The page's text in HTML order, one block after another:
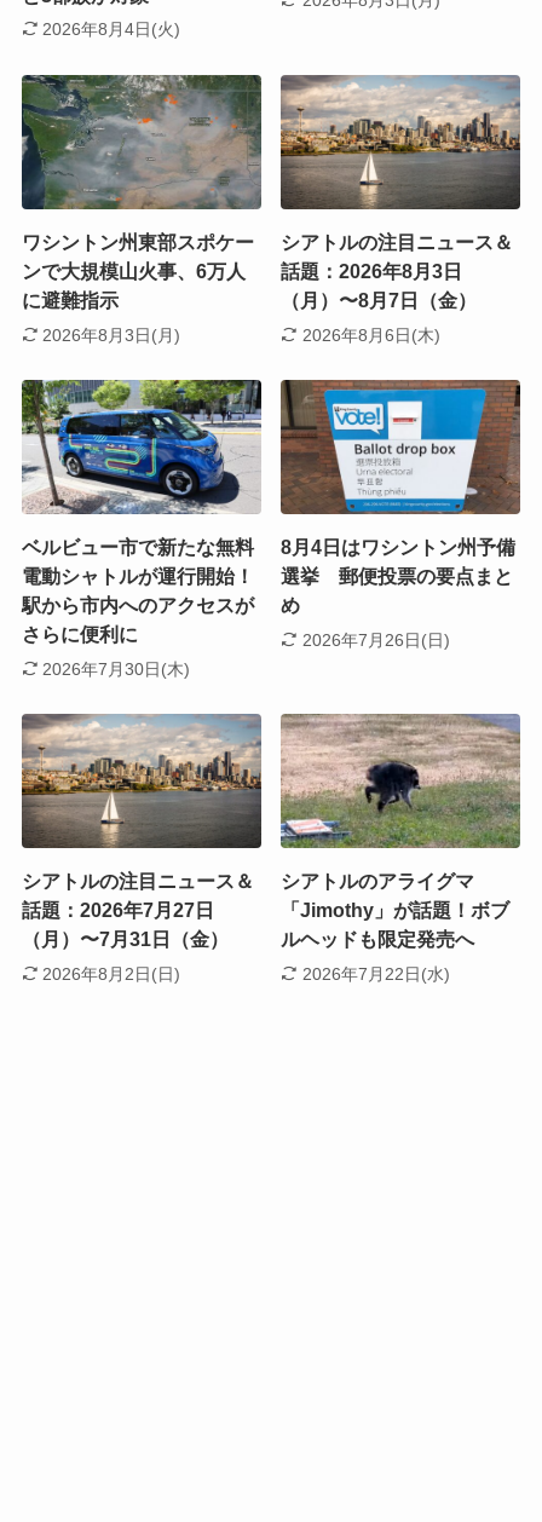
2026年8月4日(火)
ワシントン州東部スポケー
ンで大規模山火事、6万人
に避難指示
2026年8月3日(月)
シアトルの注目ニュース＆
話題：2026年8月3日
（月）〜8月7日（金）
2026年8月6日(木)
ベルビュー市で新たな無料
電動シャトルが運行開始！
駅から市内へのアクセスが
さらに便利に
2026年7月30日(木)
8月4日はワシントン州予備
選挙 郵便投票の要点まと
め
2026年7月26日(日)
シアトルの注目ニュース＆
話題：2026年7月27日
（月）〜7月31日（金）
2026年8月2日(日)
シアトルのアライグマ
「Jimothy」が話題！ボブ
ルヘッドも限定発売へ
2026年7月22日(水)